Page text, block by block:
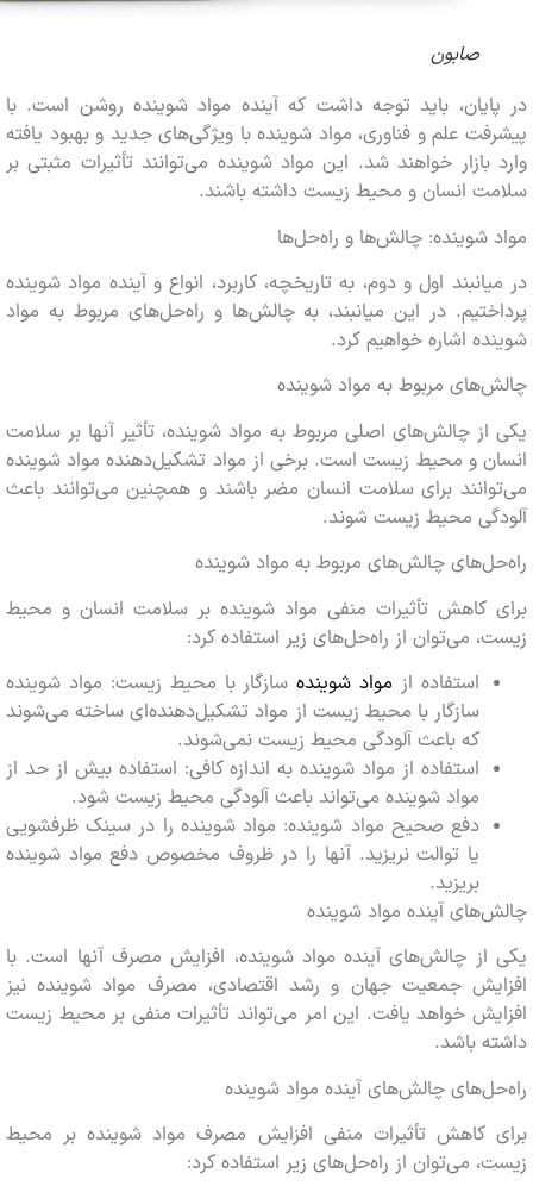
صابون
باید توجه داشت که آینده مواد شوینده روشن است. با
علم و فناوری، مواد شوینده با ویژگی‌های جدید و بهبود یافته
خواهند شد. این مواد شوینده می‌توانند تأثیرات مثبتی بر
انسان و محیط زیست داشته باشند.
شوینده: چالش‌ها و راه‌حل‌ها
اول و دوم، به تاریخچه، کاربرد، انواع و آینده مواد شوینده
در این میانبند، به چالش‌ها و راه‌حل‌های مربوط به مواد
اشاره خواهیم کرد.
مربوط به مواد شوینده
چالش‌های اصلی مربوط به مواد شوینده، تأثیر آنها بر سلامت
و محیط زیست است. برخی از مواد تشکیل‌دهنده مواد شوینده
برای سلامت انسان مضر باشند و همچنین می‌توانند باعث
محیط زیست شوند.
چالش‌های مربوط به مواد شوینده
کاهش تأثیرات منفی مواد شوینده بر سلامت انسان و محیط
می‌توان از راه‌حل‌های زیر استفاده کرد:
استفاده ازمواد شویندهسازگار با محیط زیست: مواد شوینده
سازگار با محیط زیست از مواد تشکیل‌دهنده‌ای ساخته می‌شوند
که باعث آلودگی محیط زیست نمی‌شوند.
استفاده از مواد شوینده به اندازه کافی: استفاده بیش از حد از
مواد شوینده می‌تواند باعث آلودگی محیط زیست شود.
دفع صحیح مواد شوینده: مواد شوینده را در سینک ظرفشویی
یا توالت نریزید. آنها را در ظروف مخصوص دفع مواد شوینده
بریزید.
آینده مواد شوینده
چالش‌های آینده مواد شوینده، افزایش مصرف آنها است. با
جمعیت جهان و رشد اقتصادی، مصرف مواد شوینده نیز
خواهد یافت. این امر می‌تواند تأثیرات منفی بر محیط زیست
باشد.
چالش‌های آینده مواد شوینده
کاهش تأثیرات منفی افزایش مصرف مواد شوینده بر محیط
می‌توان از راه‌حل‌های زیر استفاده کرد: